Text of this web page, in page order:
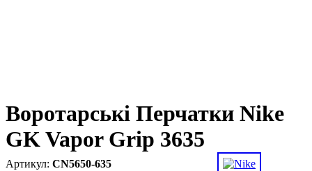
Воротарські Перчатки Nike
GK Vapor Grip 3635
CN5650-635